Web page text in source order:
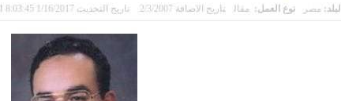
البلد: مصر نوع العمل:مقال تاريخ الاضافة 2/3/2007 تاريخ التحديث 1/16/2017 8:03:45 PM